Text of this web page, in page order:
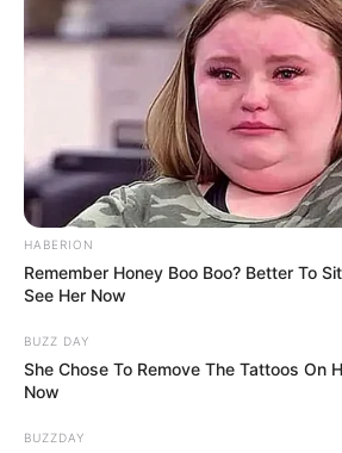
HABERION
Remember Honey Boo Boo? Better To
See Her Now
BUZZ DAY
She Chose To Remove The Tattoos On
Now
BUZZDAY